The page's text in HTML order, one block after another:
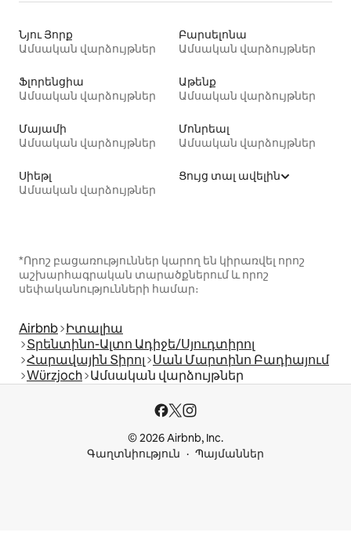
Նյու Յորք
Ամսական վարձույթներ
Բարսելոնա
Ամսական վարձույթներ
Ֆլորենցիա
Ամսական վարձույթներ
Աթենք
Ամսական վարձույթներ
Մայամի
Ամսական վարձույթներ
Մոնրեալ
Ամսական վարձույթներ
Սիեթլ
Ամսական վարձույթներ
Ցույց տալ ավելին
*Որոշ բացառություններ կարող են կիրառվել որոշ
աշխարհագրական տարածքներում և որոշ
սեփականությունների համար։
Airbnb Իտալիա
Տրենտինո-Ալտո Ադիջե/Սյուդտիրոլ
Հարավային Տիրոլ Սան Մարտինո Բադիայում
Würzjoch Ամսական վարձույթներ
© 2026 Airbnb, Inc.
Գաղտնիություն
Պայմաններ